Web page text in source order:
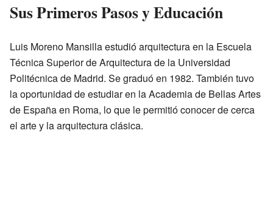
Sus Primeros Pasos y Educación
Luis Moreno Mansilla estudió arquitectura en la Escuela
Técnica Superior de Arquitectura de la Universidad
Politécnica de Madrid. Se graduó en 1982. También tuvo
la oportunidad de estudiar en la Academia de Bellas Artes
de España en Roma, lo que le permitió conocer de cerca
el arte y la arquitectura clásica.